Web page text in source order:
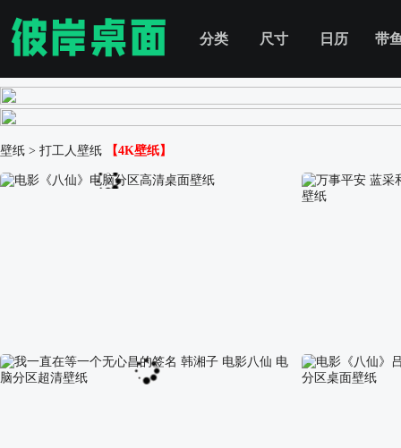
分类 尺寸 日历 带
壁纸 > 打工人壁纸 【4K壁纸】
电影《八仙》电脑分区高清桌面壁纸 万事平安 蓝采
纸